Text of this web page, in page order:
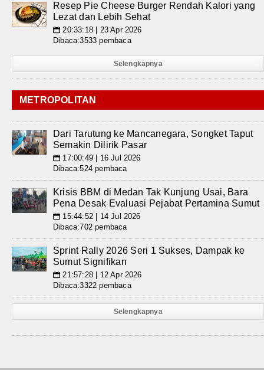
Resep Pie Cheese Burger Rendah Kalori yang
Lezat dan Lebih Sehat
📅 20:33:18 | 23 Apr 2026
Dibaca:3533 pembaca
Selengkapnya
METROPOLITAN
Dari Tarutung ke Mancanegara, Songket Taput
Semakin Dilirik Pasar
📅 17:00:49 | 16 Jul 2026
Dibaca:524 pembaca
Krisis BBM di Medan Tak Kunjung Usai, Bara
Pena Desak Evaluasi Pejabat Pertamina Sumut
📅 15:44:52 | 14 Jul 2026
Dibaca:702 pembaca
Sprint Rally 2026 Seri 1 Sukses, Dampak ke
Sumut Signifikan
📅 21:57:28 | 12 Apr 2026
Dibaca:3322 pembaca
Selengkapnya